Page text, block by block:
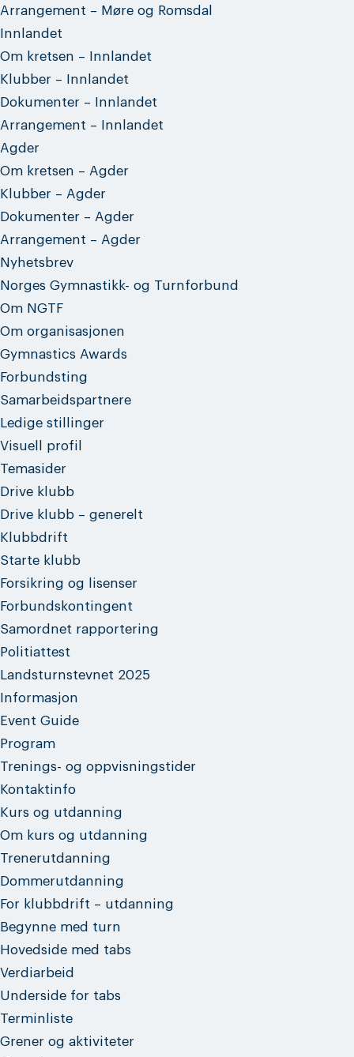
Arrangement – Møre og Romsdal
Innlandet
Om kretsen – Innlandet
Klubber – Innlandet
Dokumenter – Innlandet
Arrangement – Innlandet
Agder
Om kretsen – Agder
Klubber – Agder
Dokumenter – Agder
Arrangement – Agder
Nyhetsbrev
Norges Gymnastikk- og Turnforbund
Om NGTF
Om organisasjonen
Gymnastics Awards
Forbundsting
Samarbeidspartnere
Ledige stillinger
Visuell profil
Temasider
Drive klubb
Drive klubb – generelt
Klubbdrift
Starte klubb
Forsikring og lisenser
Forbundskontingent
Samordnet rapportering
Politiattest
Landsturnstevnet 2025
Informasjon
Event Guide
Program
Trenings- og oppvisningstider
Kontaktinfo
Kurs og utdanning
Om kurs og utdanning
Trenerutdanning
Dommerutdanning
For klubbdrift – utdanning
Begynne med turn
Hovedside med tabs
Verdiarbeid
Underside for tabs
Terminliste
Grener og aktiviteter